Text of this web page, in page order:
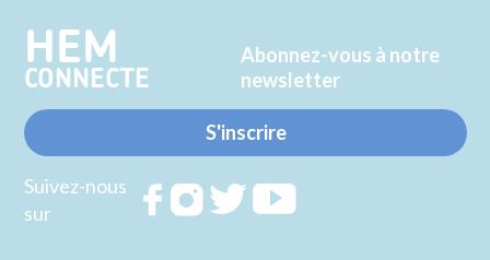
HEM
CONNECTE
Abonnez-vous à notre
newsletter
S'inscrire
Suivez-nous
sur
RejoignezRejoignezRejoignez